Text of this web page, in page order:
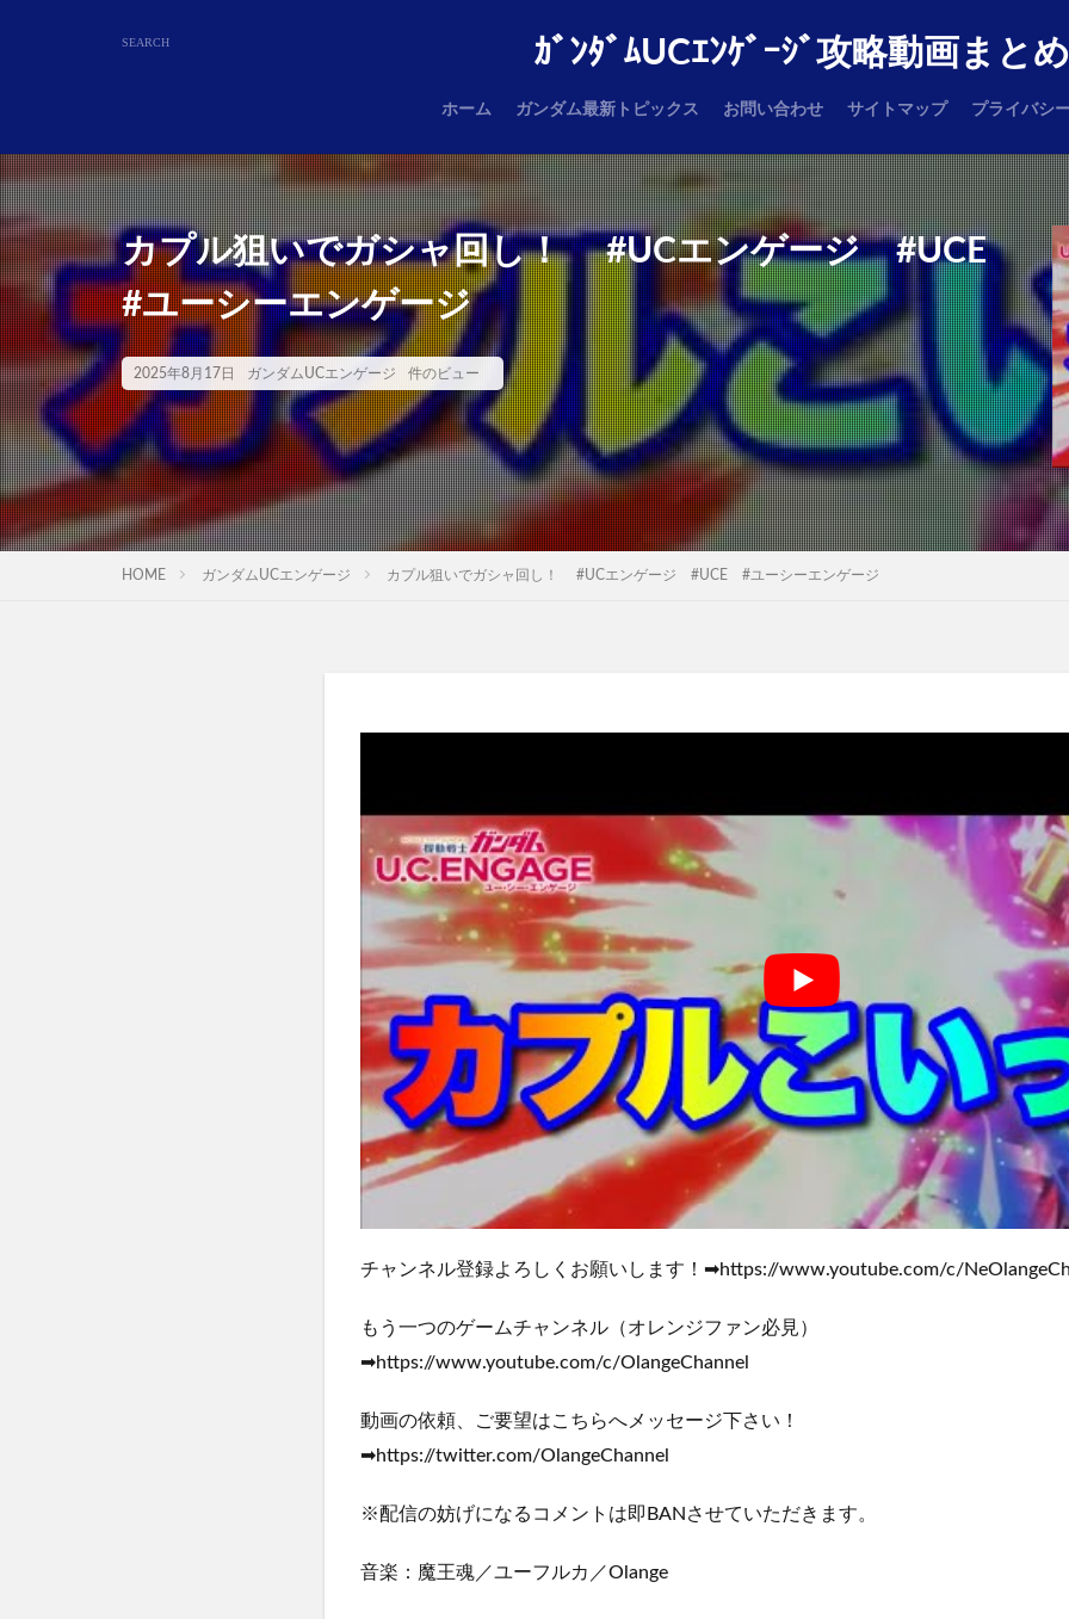
ｶﾞﾝﾀﾞﾑUCｴﾝｹﾞｰｼﾞ攻略動画まとめ
ホーム ガンダム最新トピックス お問い合わせ サイトマップ プライバシ
カプル狙いでガシャ回し！ #UCエンゲージ #UCE
#ユーシーエンゲージ
2025年8月17日 ガンダムUCエンゲージ 件のビュー
HOME ガンダムUCエンゲージ カプル狙いでガシャ回し！ #UCエンゲージ #UCE #ユーシーエンゲージ
チャンネル登録よろしくお願いします！➡https://www.youtube.com/c/
もう一つのゲームチャンネル（オレンジファン必見）
➡https://www.youtube.com/c/OlangeChannel
動画の依頼、ご要望はこちらへメッセージ下さい！
➡https://twitter.com/OlangeChannel
※配信の妨げになるコメントは即BANさせていただきます。
音楽：魔王魂／ユーフルカ／Olange